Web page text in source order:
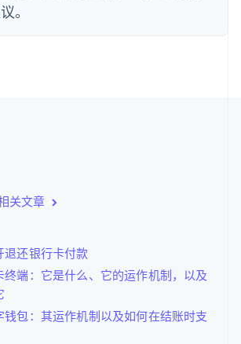
。
关文章
退还银行卡付款
终端：它是什么、它的运作机制，以及
钱包：其运作机制以及如何在结账时支